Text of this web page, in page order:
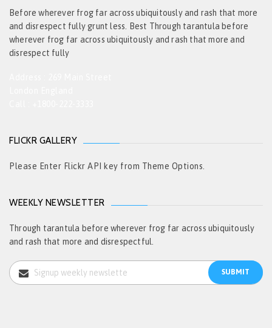
Before wherever frog far across ubiquitously and rash that more
and disrespect fully grunt less. Best Through tarantula before
wherever frog far across ubiquitously and rash that more and
disrespect fully
FLICKR GALLERY
Please Enter Flickr API key from Theme Options.
WEEKLY NEWSLETTER
Through tarantula before wherever frog far across ubiquitously
and rash that more and disrespectful.